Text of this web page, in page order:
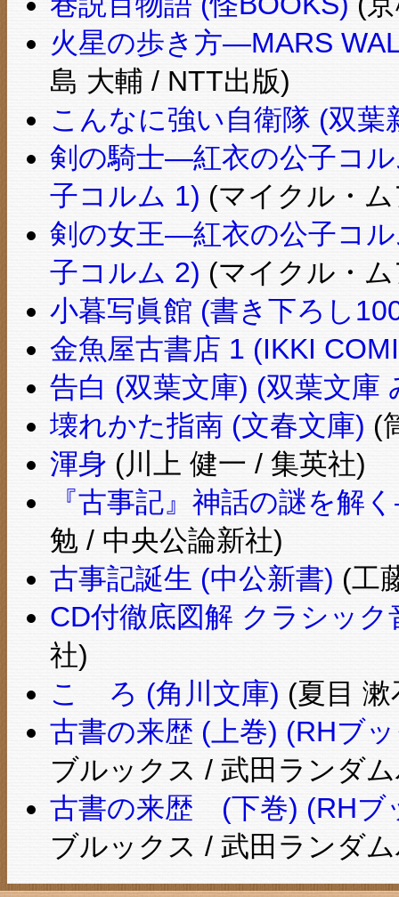
火星の歩き方―MARS
島 大輔 / NTT出版)
こんなに強い自衛隊 (双葉
剣の騎士―紅衣の公子コ
子コルム 1) (マイクル・
剣の女王―紅衣の公子コ
子コルム 2) (マイクル・
小暮写眞館 (書き下ろし
金魚屋古書店 1 (IKKI
告白 (双葉文庫) (双葉文庫
壊れかた指南 (文春文庫) (
渾身 (川上 健一 / 集英社)
『古事記』神話の謎を解
勉 / 中央公論新社)
古事記誕生 (中公新書) (工
CD付徹底図解 クラシック
社)
こゝろ (角川文庫) (夏目
古書の来歴 (上巻) (RHブ
ブルックス / 武田ランダ
古書の来歴 (下巻) (RHブ
ブルックス / 武田ランダ